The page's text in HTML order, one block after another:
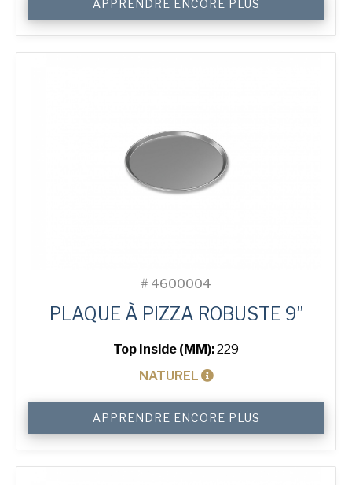
14"
Perforated
Pizza
APPRENDRE ENCORE PLUS
# 4600004
PLAQUE À PIZZA ROBUSTE 9”
Top Inside (MM):229
NATUREL
9"
Solid
Pizza
APPRENDRE ENCORE PLUS